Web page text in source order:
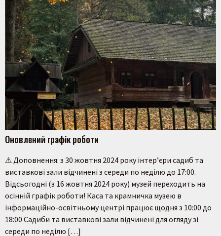
Оновлений графік роботи
⚠ Доповнення: з 30 жовтня 2024 року інтер’єри садиб та
виставкові зали відчинені з середи по неділю до 17:00.
Відсьогодні (з 16 жовтня 2024 року) музей переходить на
осінній графік роботи! Каса та крамничка музею в
інформаційно-освітньому центрі працює щодня з 10:00 до
18:00 Садиби та виставкові зали відчинені для огляду зі
середи по неділю […]